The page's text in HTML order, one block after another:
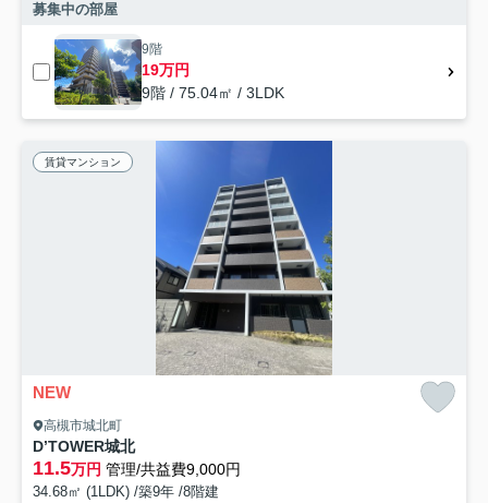
募集中の部屋
9階
19万円
9階 / 75.04㎡ / 3LDK
賃貸マンション
NEW
高槻市城北町
D’TOWER城北
11.5万円 管理/共益費9,000円
34.68㎡ (1LDK) /築9年 /8階建